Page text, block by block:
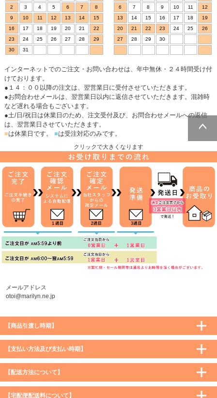
ページトッ
プへ
2
3 4 5 6 7
8
9
10 11 12 13 14
15
16
17 18 19 20 21
22
23
24 25 26 27 28
29
30
31
6
7 8 9 10 11
12
13
14 15 16 17 18
19
20
21 22 23 24 25
26
27
28 29 30
インターネットでのご注文・お問い合わせは、年中無休・２４時間受け付
けております。
●１４：００以降の注文は、翌営業日に受付させていただきます。
●お問合わせメールは、翌営業日以内に返信させていただきます。混雑時
など遅れる場合もございます。
●土/日/祝日は休業日のため、注文受付及び、お問合わせメールへの返信
は、翌営業日させていただきます。
■は休業日です。 ■は受注対応のみです。
クリックで大きくなります
メールアドレス
otoi@marilyn.ne.jp
【商品引渡し時期】
【支払い方法及び支払い時期】
【配送方法について】
【宅配便配送料について】